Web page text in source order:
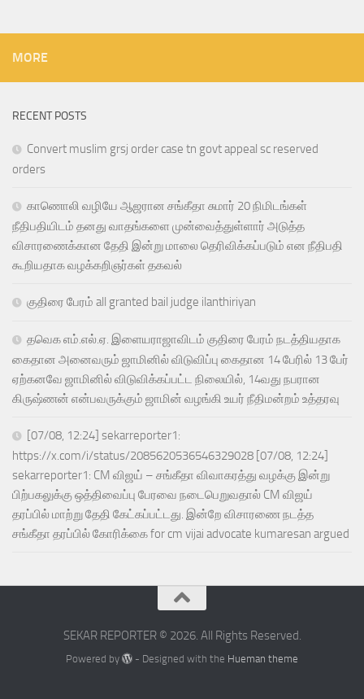
MORE
RECENT POSTS
Convert muslim grsj order case tn govt appeal sc reserved
orders
காணொலி வழியே ஆஜரான சங்கீதா சுமார் 20 நிமிடங்கள்
நீதிபதியிடம் தனது வாதங்களை முன்வைத்துள்ளார் அடுத்த
விசாரணைக்கான தேதி இன்று மாலை தெரிவிக்கப்படும் என நீதிபதி
கூறியதாக வழக்கறிஞர்கள் தகவல்
குதிரை பேரம் all granted bail judge ilanthiriyan
தவெக எம்.எல்.ஏ. இளையராஜாவிடம் குதிரை பேரம் நடத்தியதாக
கைதான அனைவரும் ஜாமினில் விடுவிப்பு கைதான 14 பேரில் 13 பேர்
ஏற்கனவே ஜாமினில் விடுவிக்கப்பட்ட நிலையில், 14வது நபரான
கிருஷ்ணன் என்பவருக்கும் ஜாமின் வழங்கி உயர் நீதிமன்றம் உத்தரவு
[07/08, 12:24] sekarreporter1:
https://x.com/i/status/2085620536546329028 [07/08, 12:24]
sekarreporter1: CM விஜய் – சங்கீதா விவாகரத்து வழக்கு இன்று
பிற்பகலுக்கு ஒத்திவைப்பு பேரவை நடைபெறுவதால் CM விஜய்
தரப்பில் மாற்று தேதி கேட்கப்பட்டது. இன்றே விசாரணை நடத்த
சங்கீதா தரப்பில் கோரிக்கை for cm vijai advocate kumaresan argued
SEKAR REPORTER © 2026. All Rights Reserved.
Powered by - Designed with the Hueman theme